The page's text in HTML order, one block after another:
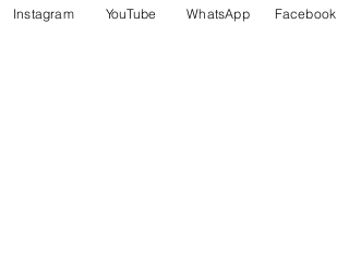
Instagram YouTube WhatsApp Facebook